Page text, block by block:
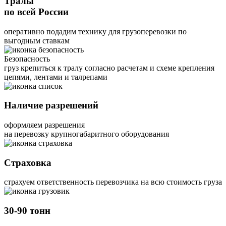
по всей России
оперативно подадим технику для грузоперевозки по
выгодным ставкам
Безопасность
груз крепиться к тралу согласно расчетам и схеме крепления
цепями, лентами и талрепами
Наличие разрешений
оформляем разрешения
на перевозку крупногабаритного оборудования
Страховка
страхуем ответственность перевозчика на всю стоимость груза
30-90 тонн